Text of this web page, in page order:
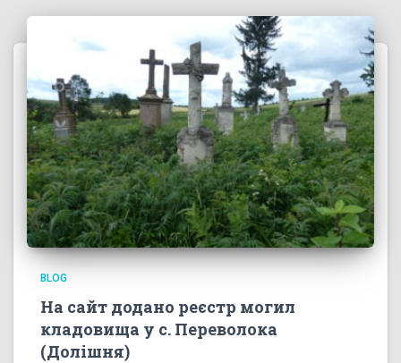
BLOG
На сайт додано реєстр могил
кладовища у с. Переволока
(Долішня)